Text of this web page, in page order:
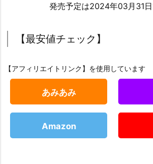
発売予定は2024年03月31日
【最安値チェック】
【アフィリエイトリンク】を使用しています
あみあみ
Amazon